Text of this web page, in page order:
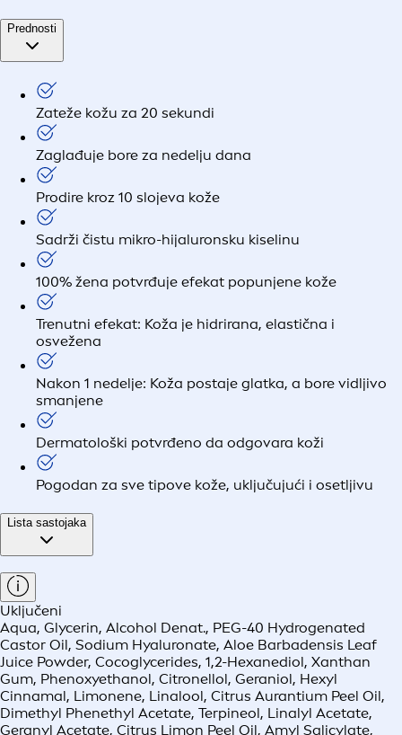
Prednosti
Zateže kožu za 20 sekundi
Zaglađuje bore za nedelju dana
Prodire kroz 10 slojeva kože
Sadrži čistu mikro-hijaluronsku kiselinu
100% žena potvrđuje efekat popunjene kože
Trenutni efekat: Koža je hidrirana, elastična i
osvežena
Nakon 1 nedelje: Koža postaje glatka, a bore vidljivo
smanjene
Dermatološki potvrđeno da odgovara koži
Pogodan za sve tipove kože, uključujući i osetljivu
Lista sastojaka
Uključeni
Aqua, Glycerin, Alcohol Denat., PEG-40 Hydrogenated
Castor Oil, Sodium Hyaluronate, Aloe Barbadensis Leaf
Juice Powder, Cocoglycerides, 1,2-Hexanediol, Xanthan
Gum, Phenoxyethanol, Citronellol, Geraniol, Hexyl
Cinnamal, Limonene, Linalool, Citrus Aurantium Peel Oil,
Dimethyl Phenethyl Acetate, Terpineol, Linalyl Acetate,
Geranyl Acetate, Citrus Limon Peel Oil, Amyl Salicylate,